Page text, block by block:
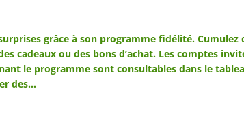
grâce à son programme fidélité. Cumulez
cadeaux ou des bons d’achat. Les comptes
le programme sont consultables dans le
des…